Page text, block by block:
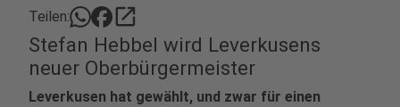
Teilen: open_in_new
Stefan Hebbel wird Leverkusens
neuer Oberbürgermeister
Leverkusen hat gewählt, und zwar für einen